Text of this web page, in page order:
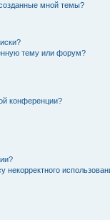
мной темы?
тему или форум?
конференции?
некорректного